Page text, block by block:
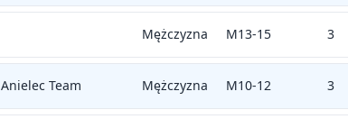
Mężczyzna M13-15 3
Anielec Team Mężczyzna M10-12 3